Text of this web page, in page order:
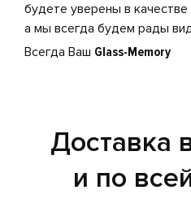
будете уверены в
а мы всегда будем рады
Всегда Ваш Glass-Memory
Доставка
и по